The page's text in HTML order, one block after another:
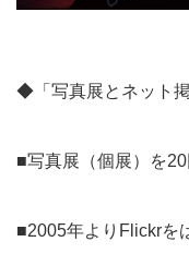
◆「写真展とネット掲
■写真展（個展）を
■2005年よりFlickrを